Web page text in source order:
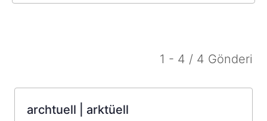
1 - 4 / 4 Gönderi
archtuell | arktüell